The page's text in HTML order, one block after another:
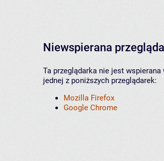
Niewspierana
Ta przeglądarka nie jest
jednej z poniższych przeglądarek:
Mozilla Firefox
Google Chrome